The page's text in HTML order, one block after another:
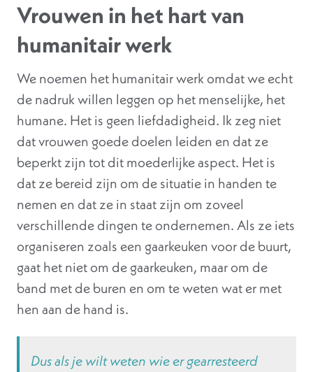
Vrouwen in het hart van
humanitair werk
We noemen het humanitair werk omdat we echt
de nadruk willen leggen op het menselijke, het
humane. Het is geen liefdadigheid. Ik zeg niet
dat vrouwen goede doelen leiden en dat ze
beperkt zijn tot dit moederlijke aspect. Het is
dat ze bereid zijn om de situatie in handen te
nemen en dat ze in staat zijn om zoveel
verschillende dingen te ondernemen. Als ze iets
organiseren zoals een gaarkeuken voor de buurt,
gaat het niet om de gaarkeuken, maar om de
band met de buren en om te weten wat er met
hen aan de hand is.
Dus als je wilt weten wie er gearresteerd